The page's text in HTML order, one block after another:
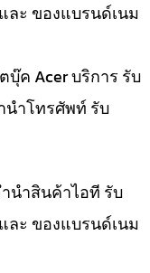
ละ ของแบรนด์เนม
ค Acer บริการ รับ
นำโทรศัพท์ รับ
นำสินค้าไอที รับ
ละ ของแบรนด์เนม